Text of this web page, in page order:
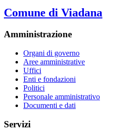
Comune di Viadana
Amministrazione
Organi di governo
Aree amministrative
Uffici
Enti e fondazioni
Politici
Personale amministrativo
Documenti e dati
Servizi